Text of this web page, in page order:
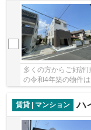
多くの方からご好評
の令和4年築の物件
賃貸 | マンション
ハ